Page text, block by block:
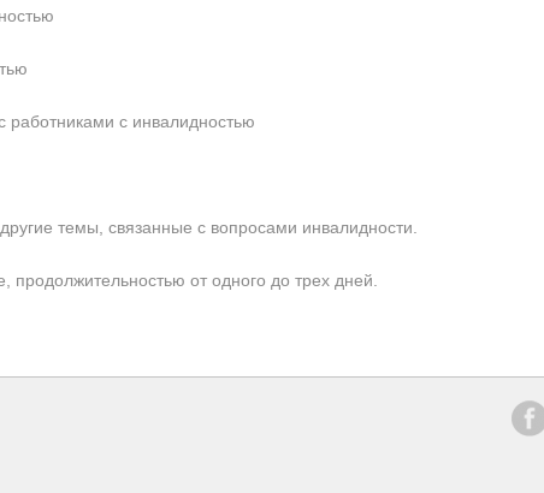
работниками с инвалидностью
темы, связанные с вопросами инвалидности.
продолжительностью от одного до трех дней.